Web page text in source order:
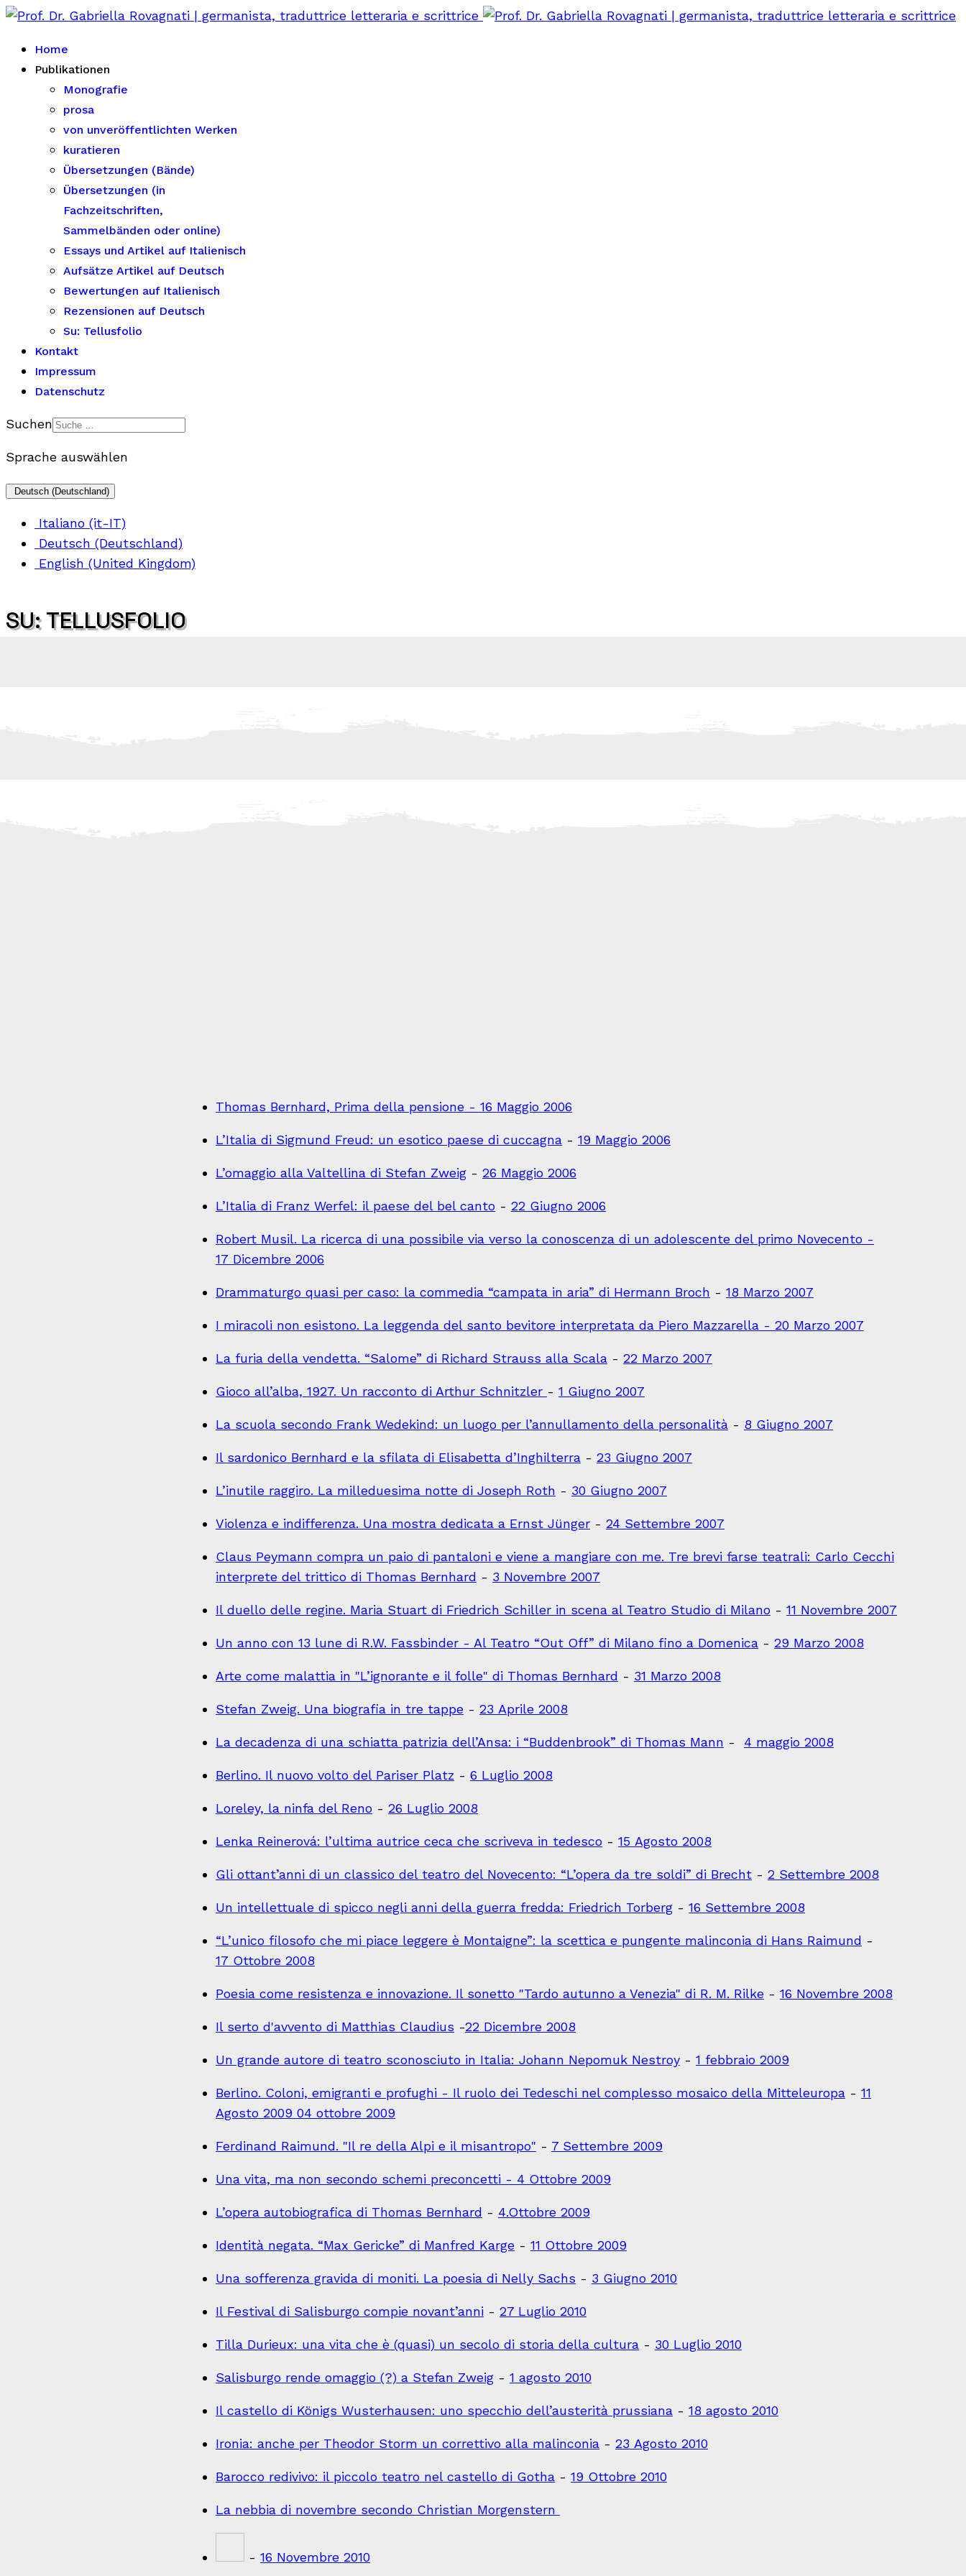
Home
Publikationen
Monografie
prosa
von unveröffentlichten Werken
kuratieren
Übersetzungen (Bände)
Übersetzungen (in
Fachzeitschriften,
Sammelbänden oder online)
Essays und Artikel auf Italienisch
Aufsätze Artikel auf Deutsch
Bewertungen auf Italienisch
Rezensionen auf Deutsch
Su: Tellusfolio
Kontakt
Impressum
Datenschutz
Suchen
Sprache auswählen
Deutsch (Deutschland)
Italiano (it-IT)
Deutsch (Deutschland)
English (United Kingdom)
SU: TELLUSFOLIO
Thomas Bernhard, Prima della pensione - 16 Maggio 2006
L’Italia di Sigmund Freud: un esotico paese di cuccagna - 19 Maggio 2006
L’omaggio alla Valtellina di Stefan Zweig - 26 Maggio 2006
L’Italia di Franz Werfel: il paese del bel canto - 22 Giugno 2006
Robert Musil. La ricerca di una possibile via verso la conoscenza di un adolescente del primo Novecento -
17 Dicembre 2006
Drammaturgo quasi per caso: la commedia “campata in aria” di Hermann Broch - 18 Marzo 2007
I miracoli non esistono. La leggenda del santo bevitore interpretata da Piero Mazzarella - 20 Marzo 2007
La furia della vendetta. “Salome” di Richard Strauss alla Scala - 22 Marzo 2007
Gioco all’alba, 1927. Un racconto di Arthur Schnitzler - 1 Giugno 2007
La scuola secondo Frank Wedekind: un luogo per l’annullamento della personalità - 8 Giugno 2007
Il sardonico Bernhard e la sfilata di Elisabetta d’Inghilterra - 23 Giugno 2007
L’inutile raggiro. La milleduesima notte di Joseph Roth - 30 Giugno 2007
Violenza e indifferenza. Una mostra dedicata a Ernst Jünger - 24 Settembre 2007
Claus Peymann compra un paio di pantaloni e viene a mangiare con me. Tre brevi farse teatrali: Carlo Cecchi
interprete del trittico di Thomas Bernhard - 3 Novembre 2007
Il duello delle regine. Maria Stuart di Friedrich Schiller in scena al Teatro Studio di Milano - 11 Novembre 2007
Un anno con 13 lune di R.W. Fassbinder - Al Teatro “Out Off” di Milano fino a Domenica - 29 Marzo 2008
Arte come malattia in "L’ignorante e il folle" di Thomas Bernhard - 31 Marzo 2008
Stefan Zweig. Una biografia in tre tappe - 23 Aprile 2008
La decadenza di una schiatta patrizia dell’Ansa: i “Buddenbrook” di Thomas Mann - 4 maggio 2008
Berlino. Il nuovo volto del Pariser Platz - 6 Luglio 2008
Loreley, la ninfa del Reno - 26 Luglio 2008
Lenka Reinerová: l’ultima autrice ceca che scriveva in tedesco - 15 Agosto 2008
Gli ottant’anni di un classico del teatro del Novecento: “L’opera da tre soldi” di Brecht - 2 Settembre 2008
Un intellettuale di spicco negli anni della guerra fredda: Friedrich Torberg - 16 Settembre 2008
“L’unico filosofo che mi piace leggere è Montaigne”: la scettica e pungente malinconia di Hans Raimund -
17 Ottobre 2008
Poesia come resistenza e innovazione. Il sonetto "Tardo autunno a Venezia" di R. M. Rilke - 16 Novembre 2008
Il serto d'avvento di Matthias Claudius -22 Dicembre 2008
Un grande autore di teatro sconosciuto in Italia: Johann Nepomuk Nestroy - 1 febbraio 2009
Berlino. Coloni, emigranti e profughi - Il ruolo dei Tedeschi nel complesso mosaico della Mitteleuropa - 11
Agosto 2009 04 ottobre 2009
Ferdinand Raimund. "Il re della Alpi e il misantropo" - 7 Settembre 2009
Una vita, ma non secondo schemi preconcetti - 4 Ottobre 2009
L’opera autobiografica di Thomas Bernhard - 4.Ottobre 2009
Identità negata. “Max Gericke” di Manfred Karge - 11 Ottobre 2009
Una sofferenza gravida di moniti. La poesia di Nelly Sachs - 3 Giugno 2010
Il Festival di Salisburgo compie novant’anni - 27 Luglio 2010
Tilla Durieux: una vita che è (quasi) un secolo di storia della cultura - 30 Luglio 2010
Salisburgo rende omaggio (?) a Stefan Zweig - 1 agosto 2010
Il castello di Königs Wusterhausen: uno specchio dell’austerità prussiana - 18 agosto 2010
Ironia: anche per Theodor Storm un correttivo alla malinconia - 23 Agosto 2010
Barocco redivivo: il piccolo teatro nel castello di Gotha - 19 Ottobre 2010
La nebbia di novembre secondo Christian Morgenstern
- 16 Novembre 2010